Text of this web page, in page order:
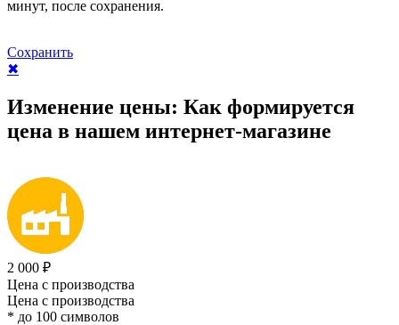
минут, после сохранения.
Сохранить
✖
Изменение цены: Как формируется
цена в нашем интернет-магазине
2 000 ₽
Цена с производства
Цена с производства
* до 100 символов